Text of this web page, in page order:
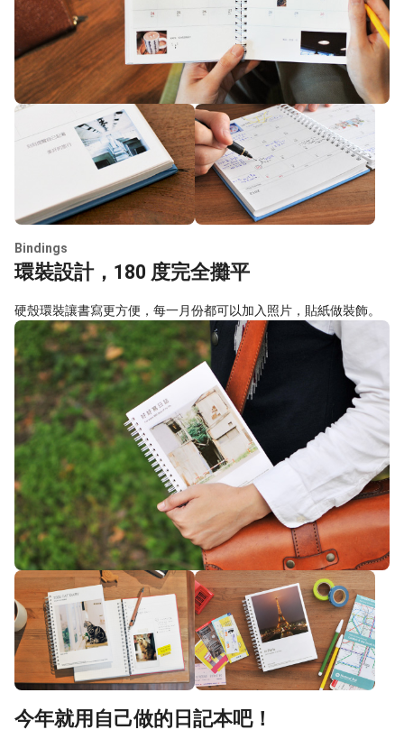
Bindings
環裝設計，180 度完全攤平
硬殼環裝讓書寫更方便，每一月份都可以加入照片，貼紙做裝飾。
今年就用自己做的日記本吧！